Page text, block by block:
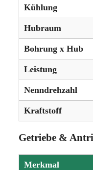
Kühlung
Hubraum
Bohrung x Hub
Leistung
Nenndrehzahl
Kraftstoff
Getriebe &
Merkmal